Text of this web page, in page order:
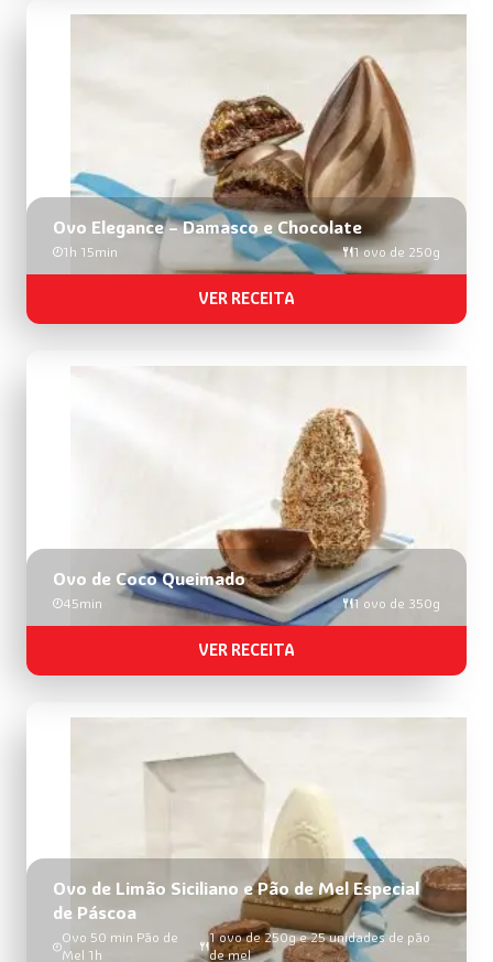
Ovo Elegance – Damasco e Chocolate
1h 15min 1 ovo de 250g
VER RECEITA
Ovo de Coco Queimado
45min 1 ovo de 350g
VER RECEITA
Ovo de Limão Siciliano e Pão de Mel Especial
de Páscoa
Ovo 50 min Pão de
Mel 1h
1 ovo de 250g e 25 unidades de pão
de mel